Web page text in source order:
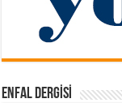
ENFAL DERGISI